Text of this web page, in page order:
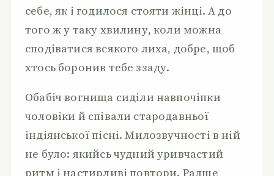
себе, як і годилося стояти жінці. А до
того ж у таку хвилину, коли можна
сподіватися всякого лиха, добре, щоб
хтось боронив тебе ззаду.
Обабіч вогнища сиділи навпочіпки
чоловіки й співали стародавньої
індіянської пісні. Милозвучності в ній
не було: якийсь чудний уривчастий
ритм і настирливі повтори. Радше